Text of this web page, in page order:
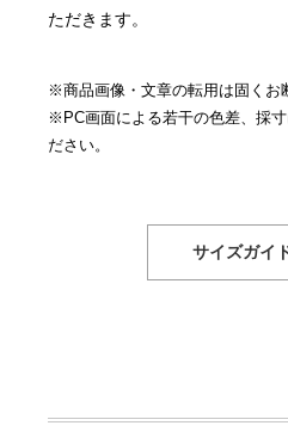
ただきます。
※商品画像・文章の転用は固くお
※PC画面による若干の色差、採
ださい。
サイズガイ